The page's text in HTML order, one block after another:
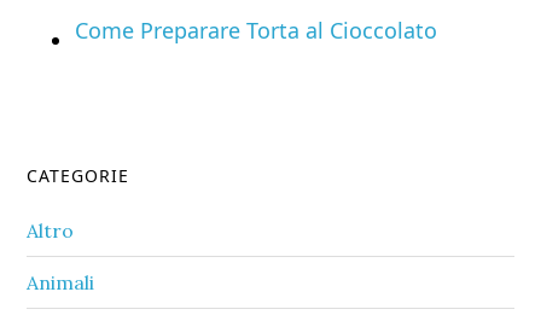
Come Preparare Torta al Cioccolato
Primary
Sidebar
CATEGORIE
Altro
Animali